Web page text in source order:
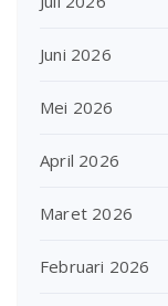
Juni 2026
Mei 2026
April 2026
Maret 2026
Februari 2026